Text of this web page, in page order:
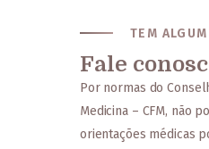
TEM
Fale
Por normas do
Medicina – CFM, não
orientações médicas